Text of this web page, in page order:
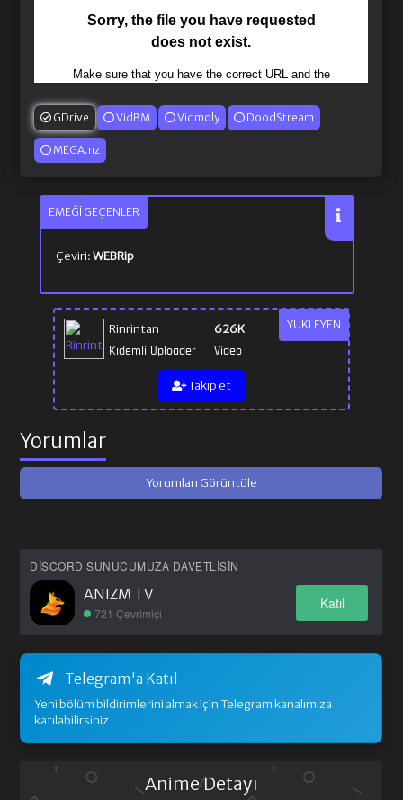
GDrive VidBM Vidmoly DoodStream
MEGA.nz
YÜKLEYEN
Rinrintan
Kıdemli Uploader
626K
Video
Takip et
EMEĞI GEÇENLER
Çeviri:WEBRip
Yorumlar
Yorumları Görüntüle
DISCORD SUNUCUMUZA DAVETLISIN
ANIZM TV
721 Çevrimiçi
Katıl
Telegram'a Katıl
Yeni bölüm bildirimlerini almak için Telegram kanalımıza
katılabilirsiniz
Anime Detayı